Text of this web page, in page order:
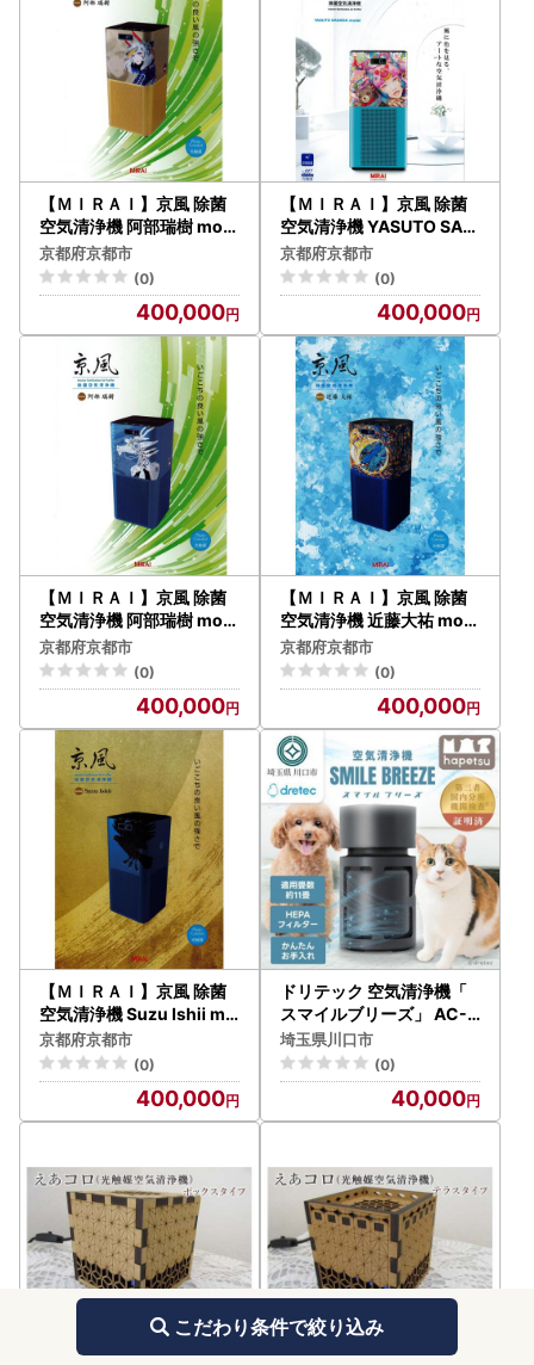
【ＭＩＲＡＩ】京風 除菌
空気清浄機 阿部瑞樹 mod
el-2
京都府京都市
(0)
400,000
【ＭＩＲＡＩ】京風 除菌
空気清浄機 YASUTO SAS
ADA model
京都府京都市
(0)
400,000
【ＭＩＲＡＩ】京風 除菌
空気清浄機 阿部瑞樹 mod
el
京都府京都市
(0)
400,000
【ＭＩＲＡＩ】京風 除菌
空気清浄機 近藤大祐 mod
el
京都府京都市
(0)
400,000
【ＭＩＲＡＩ】京風 除菌
空気清浄機 Suzu Ishii mo
del
京都府京都市
(0)
400,000
ドリテック 空気清浄機「
スマイルブリーズ」 AC-1
00DG【配送不可地域：離
島・沖縄県】【1716811】
埼玉県川口市
(0)
40,000
こだわり条件で絞り込み